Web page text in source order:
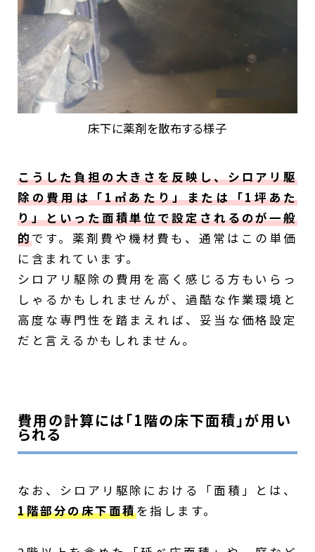
床下に薬剤を散布する様子
こうした負担の大きさを反映し、シロアリ駆
除の費用は「1㎡あたり」または「1坪あた
り」といった面積単位で設定されるのが一般
的です。薬剤費や機材費も、通常はこの単価
に含まれています。
シロアリ駆除の費用を高く感じる方もいらっ
しゃるかもしれませんが、過酷な作業環境と
高度な専門性を踏まえれば、妥当な価格設定
だと言えるかもしれません。
費用の計算には「1階の床下面積」が用い
られる
なお、シロアリ駆除における「面積」とは、
1階部分の床下面積を指します。